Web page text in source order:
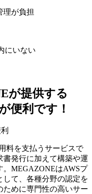
が提供する
便利です！
料を支払うサービスで
発行に加えて構築や運
。MEGAZONEはAWSプ
して、各種分野の認定を
めに専門性の高いサー